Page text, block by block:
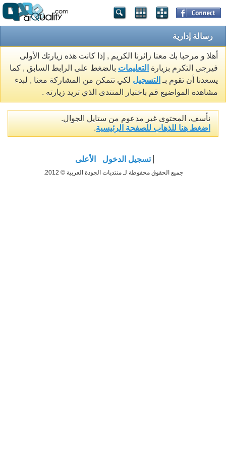
رسالة إدارية
أهلا و مرحبا بك معنا زائرنا الكريم , إذا كانت هذه زيارتك الأولى
فيرجى التكرم بزيارة التعليمات بالضغط على الرابط السابق , كما
يسعدنا أن تقوم بـ التسجيل لكي تتمكن من المشاركة معنا , لبدء
مشاهدة المواضيع قم باختيار المنتدى الذي تريد زيارته .
نأسف، المحتوى غير مدعوم من ستايل الجوال.
اضغط هنا للذهاب للصفحة الرئيسية.
تسجيل الدخول الأعلى
جميع الحقوق محفوظة لـ منتديات الجودة العربية © 2012.